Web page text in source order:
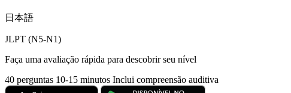
日本語
JLPT (N5-N1)
Faça uma avaliação rápida para descobrir seu nível
40 perguntas 10-15 minutos Inclui compreensão auditiva